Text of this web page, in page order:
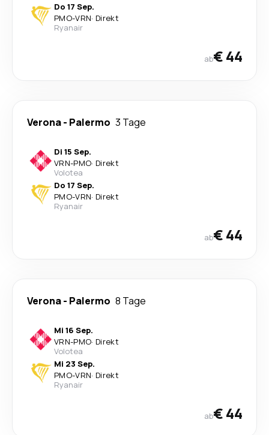
Do 17 Sep.
PMO-VRN· Direkt
Ryanair
ab€ 44
Verona- Palermo 3 Tage
Di 15 Sep.
VRN-PMO· Direkt
Volotea
Do 17 Sep.
PMO-VRN· Direkt
Ryanair
ab€ 44
Verona- Palermo 8 Tage
Mi 16 Sep.
VRN-PMO· Direkt
Volotea
Mi 23 Sep.
PMO-VRN· Direkt
Ryanair
ab€ 44